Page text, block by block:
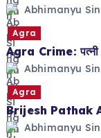
Abhimanyu
Agra
Agra Crime: पत्नी के
Abhimanyu
Agra
Brijesh Pathak
Abhimanyu